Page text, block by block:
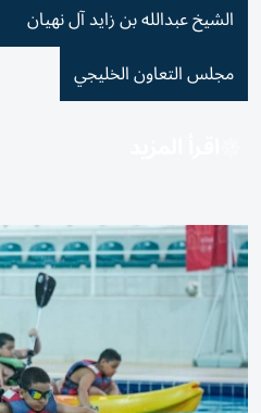
الشيخ عبدالله بن زايد آل نهيان
مجلس التعاون الخليجي